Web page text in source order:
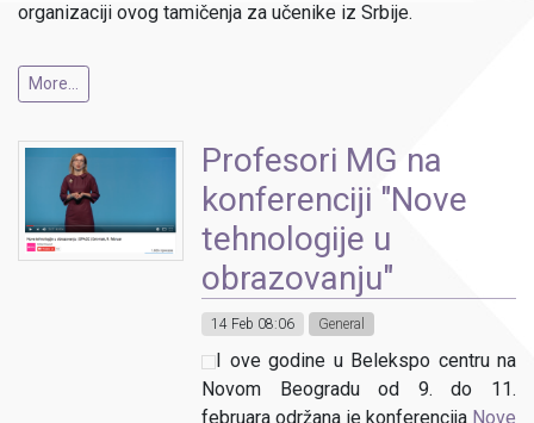
organizaciji ovog tamičenja za učenike iz Srbije.
More...
Profesori MG na
konferenciji "Nove
tehnologije u
obrazovanju"
14 Feb 08:06 General
I ove godine u Belekspo centru na
Novom Beogradu od 9. do 11.
februara održana je konferencija Nove